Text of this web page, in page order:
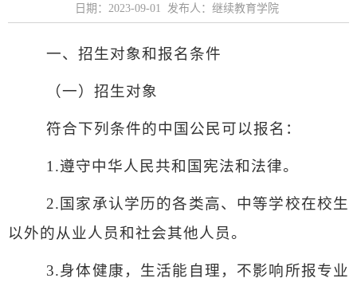
日期：2023-09-01 发布人：继续教育学院
一、招生对象和报名条件
（一）招生对象
符合下列条件的中国公民可以报名：
1.遵守中华人民共和国宪法和法律。
2. 国家承认学历的各类高、中等学校在校生
以外的从业人员和社会其他人员。
3.身体健康，生活能自理，不影响所报专业